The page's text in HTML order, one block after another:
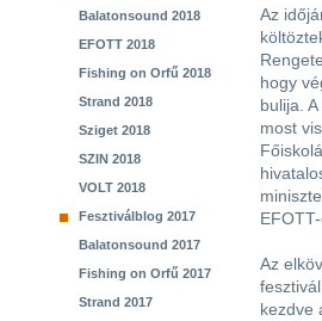
Balatonsound 2018
EFOTT 2018
Fishing on Orfű 2018
Strand 2018
Sziget 2018
SZIN 2018
VOLT 2018
Fesztiválblog 2017
Balatonsound 2017
Fishing on Orfű 2017
Strand 2017
Az
hogy
bulija.
most
Az
kezdve